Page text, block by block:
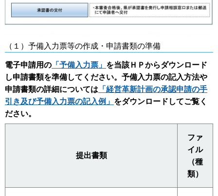
（１）予備入力票等の作成・申請書類の準備
提出書類
ファ
イル
（種
類）
電子申請用の 「予備入力票」 を当該ＨＰからダウンロード
し申請書類を準備してください。予備入力票の記入方法や
申請書類の詳細については 「経営革新計画の承認申請の手
引き及び予備入力票の記入例」 をダウンロードしてご覧く
ださい。